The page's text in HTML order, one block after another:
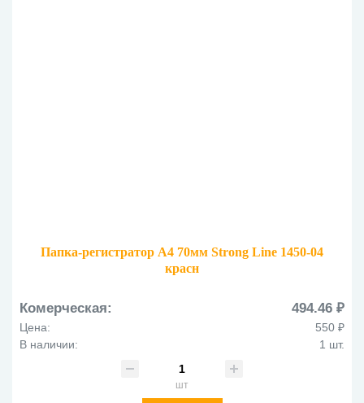
Папка-регистратор А4 70мм Strong Line 1450-04
красн
Комерческая: 494.46 ₽
Цена:
550 ₽
В наличии:
1 шт.
шт